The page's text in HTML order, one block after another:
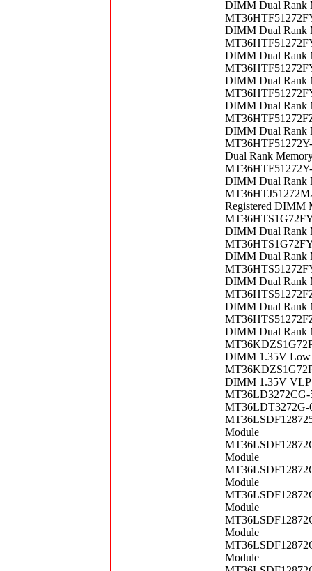
DIMM Dual Rank
DIMM Dual Rank
DIMM Dual Rank
DIMM Dual Rank
DIMM Dual Rank
DIMM Dual Rank
Dual Rank
DIMM Dual Rank
Registered DIMM
DIMM Dual Rank
DIMM Dual Rank
DIMM Dual Rank
DIMM Dual Rank
DIMM Dual Rank
DIMM 1.35V Low
DIMM 1.35V VLP
MT36LDT3272G-
Module
Module
Module
Module
Module
Module